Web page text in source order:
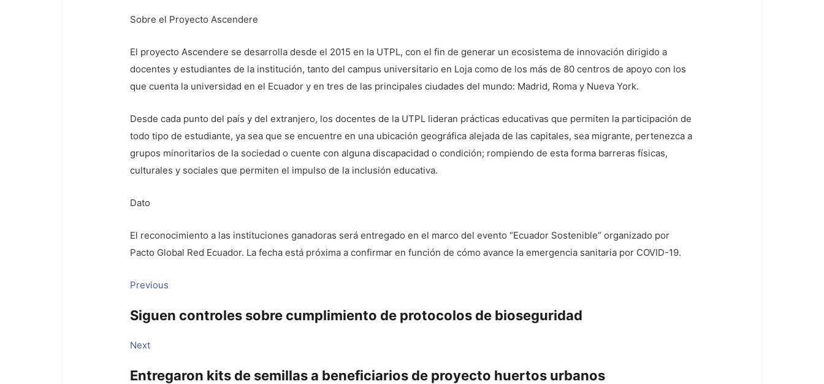
Sobre el Proyecto Ascendere
El proyecto Ascendere se desarrolla desde el 2015 en la UTPL, con el fin de generar un ecosistema de innovación dirigido a
docentes y estudiantes de la institución, tanto del campus universitario en Loja como de los más de 80 centros de apoyo con los
que cuenta la universidad en el Ecuador y en tres de las principales ciudades del mundo: Madrid, Roma y Nueva York.
Desde cada punto del país y del extranjero, los docentes de la UTPL lideran prácticas educativas que permiten la participación de
todo tipo de estudiante, ya sea que se encuentre en una ubicación geográfica alejada de las capitales, sea migrante, pertenezca a
grupos minoritarios de la sociedad o cuente con alguna discapacidad o condición; rompiendo de esta forma barreras físicas,
culturales y sociales que permiten el impulso de la inclusión educativa.
Dato
El reconocimiento a las instituciones ganadoras será entregado en el marco del evento “Ecuador Sostenible” organizado por
Pacto Global Red Ecuador. La fecha está próxima a confirmar en función de cómo avance la emergencia sanitaria por COVID-19.
Navegación
de
Previous
Siguen controles sobre cumplimiento de protocolos de bioseguridad
NextNext
Entregaron kits de semillas a beneficiarios de proyecto huertos urbanos